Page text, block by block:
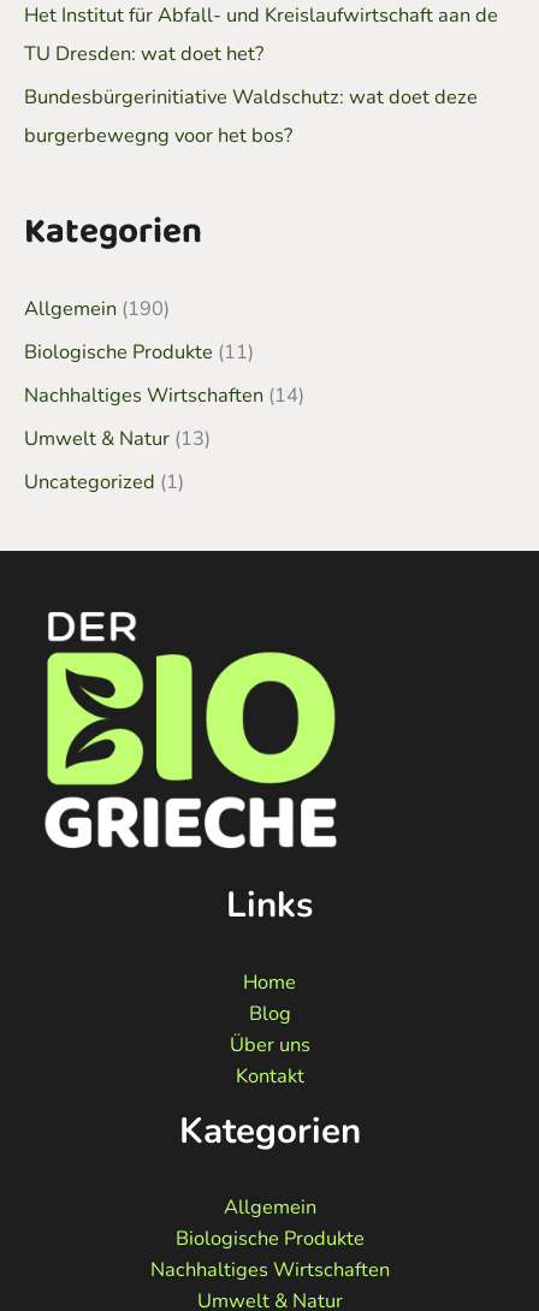
Het Institut für Abfall- und Kreislaufwirtschaft aan de
TU Dresden: wat doet het?
Bundesbürgerinitiative Waldschutz: wat doet deze
burgerbewegng voor het bos?
Kategorien
Allgemein (190)
Biologische Produkte (11)
Nachhaltiges Wirtschaften (14)
Umwelt & Natur (13)
Uncategorized (1)
Links
Home
Blog
Über uns
Kontakt
Kategorien
Allgemein
Biologische Produkte
Nachhaltiges Wirtschaften
Umwelt & Natur